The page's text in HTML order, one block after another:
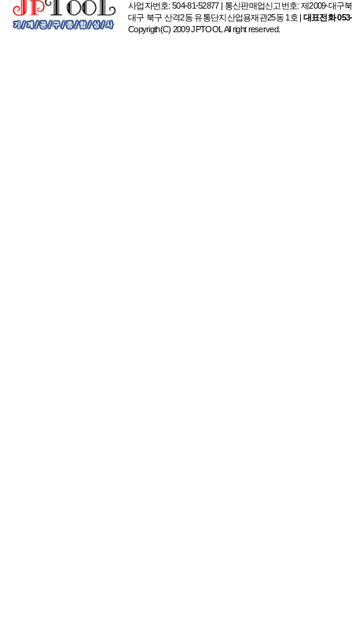
사업자번호: 504-81-52877 | 통신판매업신고번호: 제2009-대구
대구 북구 산격2동 유통단지산업용재관25동 1호 | 대표전화
Copyrigth(C) 2009 JPTOOL All right reserved.